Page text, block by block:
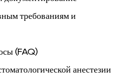
требованиям и
(FAQ)
анестезии